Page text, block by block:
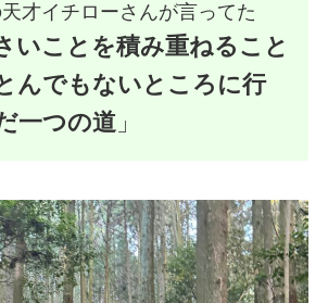
才イチローさんが言ってた
いことを積み重ねること
んでもないところに行
一つの道」